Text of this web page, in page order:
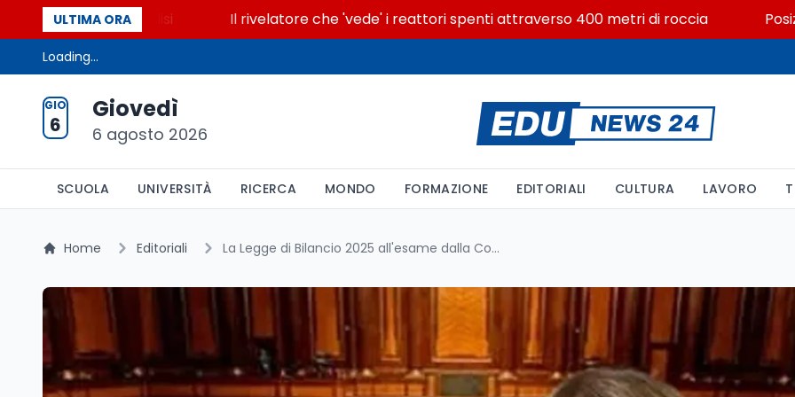
ULTIMA ORA
la glicolisi Il rivelatore che 'vede' i reattori spenti attraverso 400 metri di roccia Posizioni
Loading...
GIO
6
Giovedì
6 agosto 2026
SCUOLA UNIVERSITÀ RICERCA MONDO FORMAZIONE EDITORIALI CULTURA LAVORO
Home Editoriali La Legge di Bilancio 2025 all'esame dalla Commissione Cultura del Senato